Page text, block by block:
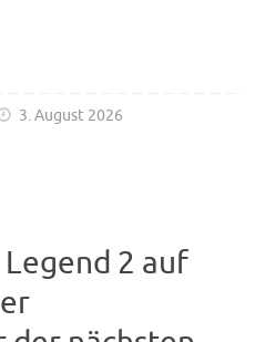
3. August 2026
2 auf